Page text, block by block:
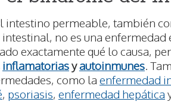
intestino permeable, también
no es una enfermedad
exactamente qué lo causa,
inflamatoriasyautoinmunes .
como la enfermedad
, psoriasis, enfermedad hepática